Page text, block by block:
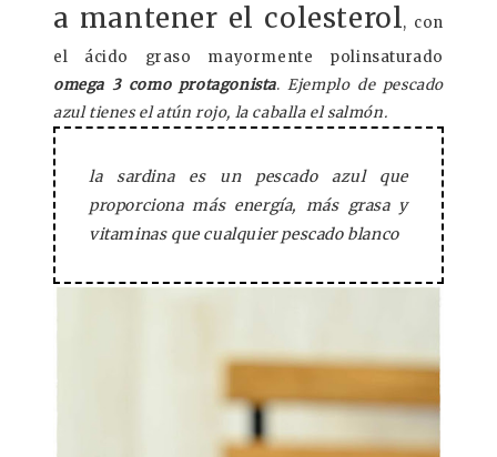
a mantener el colesterol, con
el ácido graso mayormente polinsaturado
omega 3 como protagonista.Ejemplo de pescado
azul tienes el atún rojo, la caballa el salmón.
la sardina es un pescado azul que
proporciona más energía, más grasa y
vitaminas que cualquier pescado blanco